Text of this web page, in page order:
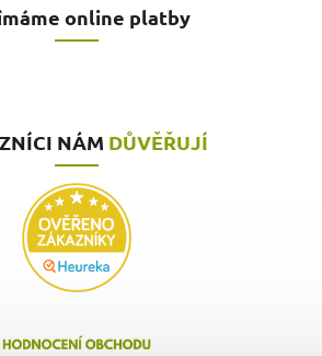
online platby
NÁM DŮVĚŘUJÍ